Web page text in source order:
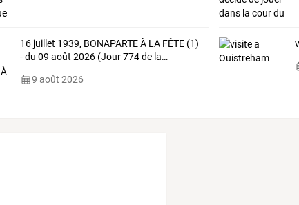
16juillet 1939,BONAPARTEÀLAFÊTE(1)
-du 09 août 2026(Jour774dela…
9 août 2026